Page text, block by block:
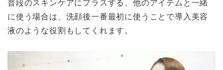
に使う場合は、洗顔後一番最初に使うことで導入美容
液のような役割もしてくれます。